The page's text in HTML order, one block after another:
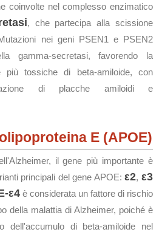
coinvolte nel complesso enzimatico
, che partecipa alla scissione
nei geni PSEN1 e PSEN2
gamma-secretasi, favorendo la
più tossiche di beta-amiloide, con
di placche amiloidi e
E (APOE)
il gene più importante è
principali del gene APOE:ε2,ε3
ε4 è considerata un fattore di rischio
della malattia di Alzheimer, poiché è
dell'accumulo di beta-amiloide nel